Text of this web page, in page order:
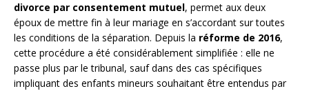
divorce par consentement mutuel, permet aux deux
époux de mettre fin à leur mariage en s’accordant sur toutes
les conditions de la séparation. Depuis la réforme de 2016,
cette procédure a été considérablement simplifiée : elle ne
passe plus par le tribunal, sauf dans des cas spécifiques
impliquant des enfants mineurs souhaitant être entendus par